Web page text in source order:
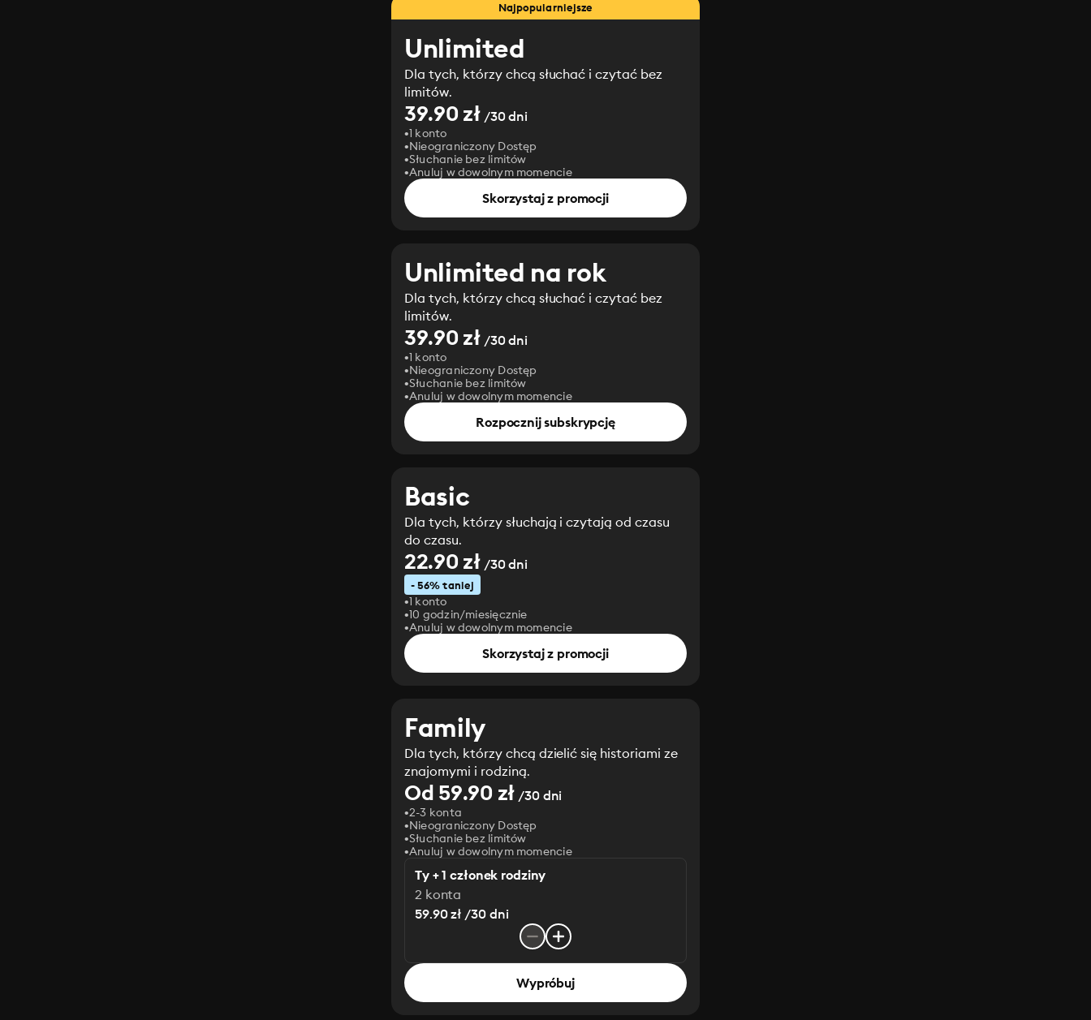
Najpopularniejsze
Unlimited
Dla tych, którzy chcą słuchać i czytać bez
limitów.
39.90 zł/30 dni
1 konto
Nieograniczony Dostęp
Słuchanie bez limitów
Anuluj w dowolnym momencie
Skorzystaj z promocji
Unlimited na rok
Dla tych, którzy chcą słuchać i czytać bez
limitów.
39.90 zł/30 dni
1 konto
Nieograniczony Dostęp
Słuchanie bez limitów
Anuluj w dowolnym momencie
Rozpocznij subskrypcję
Basic
Dla tych, którzy słuchają i czytają od czasu
do czasu.
22.90 zł/30 dni
- 56% taniej
1 konto
10 godzin/miesięcznie
Anuluj w dowolnym momencie
Skorzystaj z promocji
Family
Dla tych, którzy chcą dzielić się historiami ze
znajomymi i rodziną.
Od 59.90 zł /30 dni
2-3 konta
Nieograniczony Dostęp
Słuchanie bez limitów
Anuluj w dowolnym momencie
Ty + 1 członek rodziny
2 konta
59.90 zł /30 dni
Wypróbuj